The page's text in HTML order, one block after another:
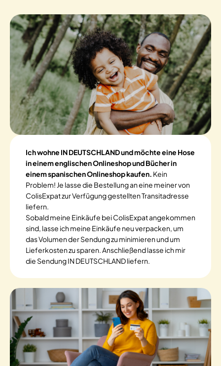
Ich wohne IN DEUTSCHLAND und möchte eine Hose
in einem englischen Onlineshop und Bücher in
einem spanischen Onlineshop kaufen. Kein
Problem! Je lasse die Bestellung an eine meiner von
ColisExpat zur Verfügung gestellten Transitadresse
liefern.
Sobald meine Einkäufe bei ColisExpat angekommen
sind, lasse ich meine Einkäufe neu verpacken, um
das Volumen der Sendung zu minimieren und um
Lieferkosten zu sparen. Anschließend lasse ich mir
die Sendung IN DEUTSCHLAND liefern.